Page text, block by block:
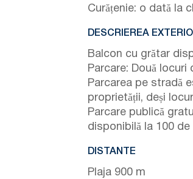
Curățenie: o dată la
DESCRIEREA
Balcon cu grătar
Parcare: Două
Parcarea pe stradă
proprietății, deși
Parcare publică
disponibilă la 100
DISTANTE
Plaja 900 m